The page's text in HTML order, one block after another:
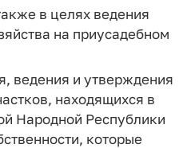
в целях ведения
на приусадебном
ведения и утверждения
находящихся в
Народной Республики
которые